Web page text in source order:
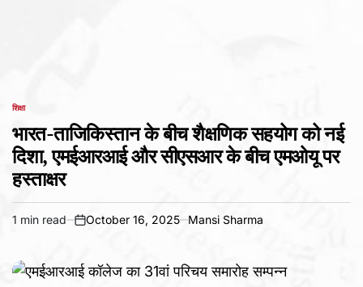
POSTED
शिक्षा
भारत-ताजिकिस्तान के बीच शैक्षणिक सहयोग को नई
दिशा, एमईआरआई और सीएसआर के बीच एमओयू पर
हस्ताक्षर
Estimated
time
1 min read
on
October 16, 2025 Mansi Sharma